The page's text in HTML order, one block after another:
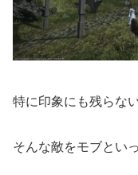
特に印象にも残らな
そんな敵をモブとい